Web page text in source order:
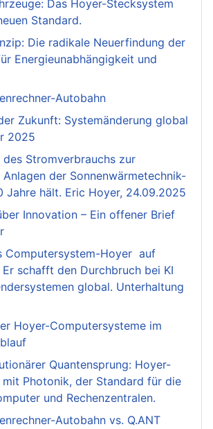
Das Hoyer-Stecksystem
Standard.
Die radikale Neuerfindung der
Energieunabhängigkeit und
Autobahn
Zukunft: Systemänderung global
2025
des Stromverbrauchs zur
der Sonnenwärmetechnik-
Jahre hält. Eric Hoyer, 24.09.2025
Innovation – Ein offener Brief
Computersystem-Hoyer auf
Er schafft den Durchbruch bei KI
global. Unterhaltung
Hoyer-Computersysteme im
Quantensprung: Hoyer-
mit Photonik, der Standard für die
und Rechenzentralen.
Autobahn vs. Q.ANT